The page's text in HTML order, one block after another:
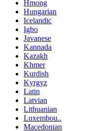
Hmong
Hungarian
Icelandic
Igbo
Javanese
Kannada
Kazakh
Khmer
Kurdish
Kyrgyz
Latin
Latvian
Lithuanian
Luxembou..
Macedonian